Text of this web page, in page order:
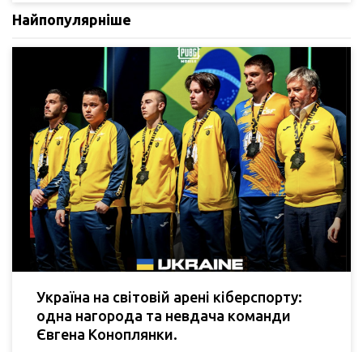
Найпопулярніше
Україна на світовій арені кіберспорту:
одна нагорода та невдача команди
Євгена Коноплянки.